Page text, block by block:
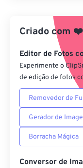
Aplicar a
Salvar como
Criado com ❤️
Editor de Fotos
Experimente o
de edição de fotos
Removedor de
Gerador de
Borracha Mágica
Conversor de